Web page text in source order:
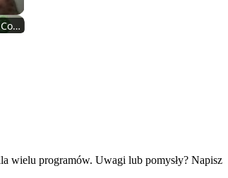
Final Steps and Conclusion
wielu programów. Uwagi lub pomysły? Napisz